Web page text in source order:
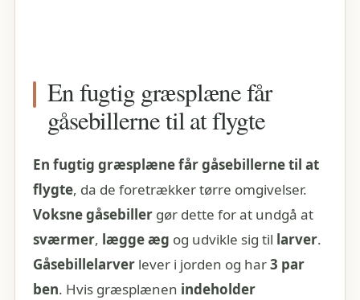
En fugtig græsplæne får
gåsebillerne til at flygte
En fugtig græsplæne fårgåsebillernetil at
flygte, da de foretrækker tørre omgivelser.
Voksne gåsebillergør dette for at undgå at
sværmer, lægge æg og udvikle sig til larver.
Gåsebillelarverlever i jorden og har3 par
ben. Hvis græsplænen indeholder